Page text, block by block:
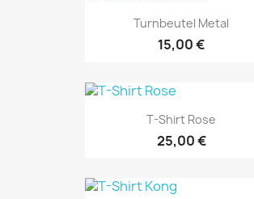
Turnbeutel Metal
15,00 €
T-Shirt Rose
25,00 €